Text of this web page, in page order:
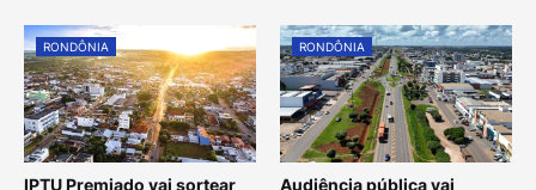
RONDÔNIA
IPTU Premiado vai sortear
RONDÔNIA
Audiência pública vai